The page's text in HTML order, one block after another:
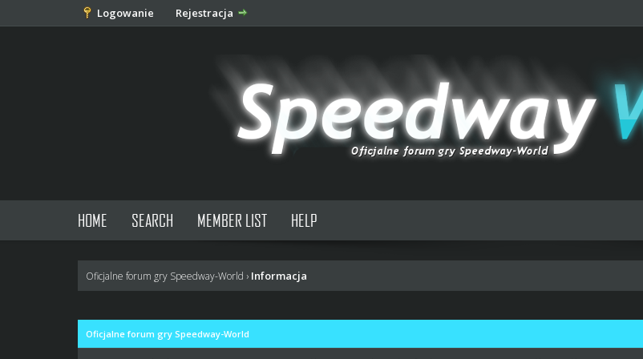
Logowanie Rejestracja
HOME SEARCH MEMBER LIST HELP
Oficjalne forum gry Speedway-World › Informacja
Oficjalne forum gry Speedway-World